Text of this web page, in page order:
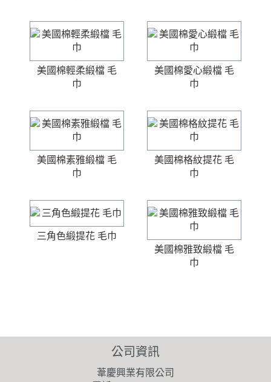
美國棉輕柔緞檔 毛
巾
美國棉愛心緞檔 毛
巾
美國棉素雅緞檔 毛
巾
美國棉格紋提花 毛
巾
三角色緞提花 毛巾
美國棉雅致緞檔 毛
巾
公司資訊
葦慶興業有限公司